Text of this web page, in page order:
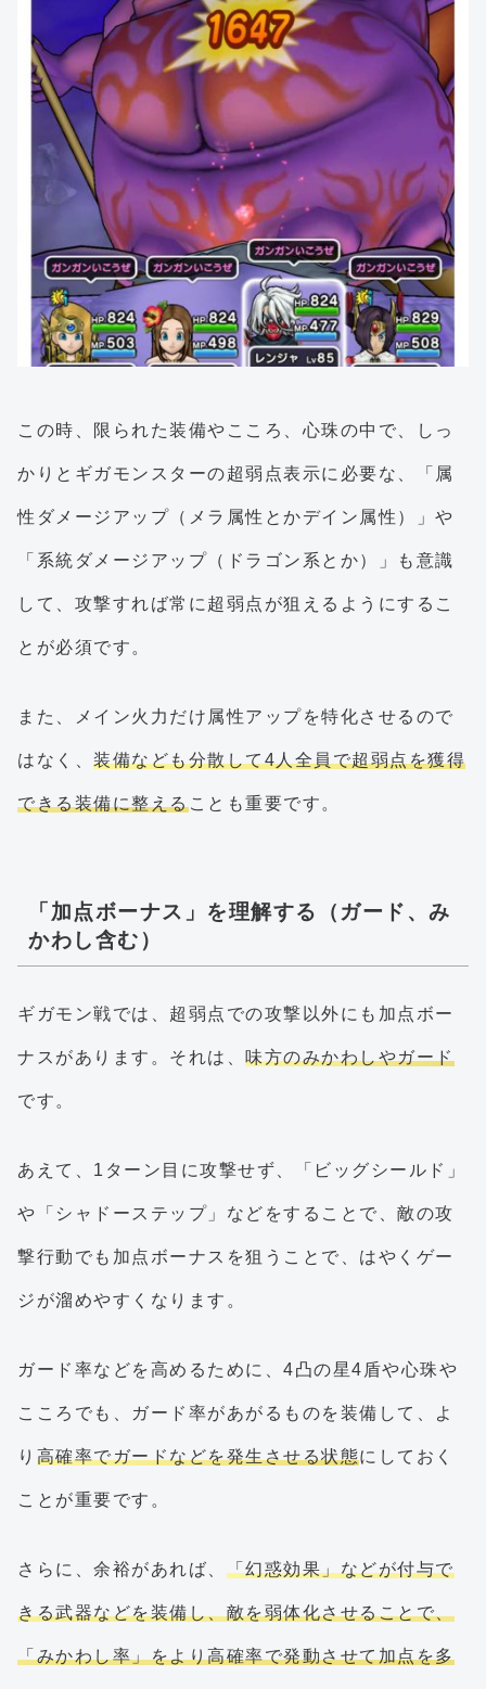
この時、限られた装備やこころ、心珠の中で、しっ
かりとギガモンスターの超弱点表示に必要な、「属
性ダメージアップ（メラ属性とかデイン属性）」や
「系統ダメージアップ（ドラゴン系とか）」も意識
して、攻撃すれば常に超弱点が狙えるようにするこ
とが必須です。
また、メイン火力だけ属性アップを特化させるので
はなく、 装備なども分散して4人全員で超弱点を獲得
できる装備に整えることも重要です。
「加点ボーナス」を理解する（ガード、み
かわし含む）
ギガモン戦では、超弱点での攻撃以外にも加点ボー
ナスがあります。それは、 味方のみかわしやガード
です。
あえて、1ターン目に攻撃せず、「ビッグシールド」
や「シャドーステップ」などをすることで、敵の攻
撃行動でも加点ボーナスを狙うことで、はやくゲー
ジが溜めやすくなります。
ガード率などを高めるために、4凸の星4盾や心珠や
こころでも、ガード率があがるものを装備して、よ
り 高確率でガードなどを発生させる状態にしておく
ことが重要です。
さらに、余裕があれば、 「幻惑効果」などが付与で
きる武器などを装備し、敵を弱体化させることで、
「みかわし率」をより高確率で発動させて加点を多